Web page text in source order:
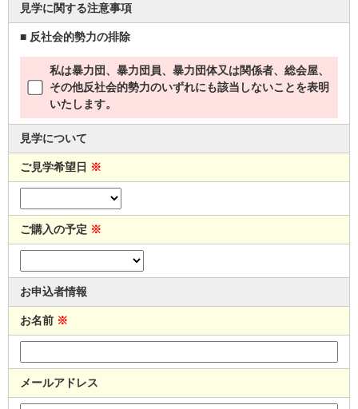
見学に関する注意事項
■ 反社会的勢力の排除
私は暴力団、暴力団員、暴力団体又は関係者、総会屋、
その他反社会的勢力のいずれにも該当しないことを表明
いたします。
見学について
ご見学希望日 ※
ご購入の予定 ※
お申込者情報
お名前 ※
メールアドレス